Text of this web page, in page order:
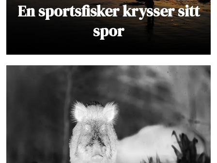
En sportsfisker krysser sitt
spor